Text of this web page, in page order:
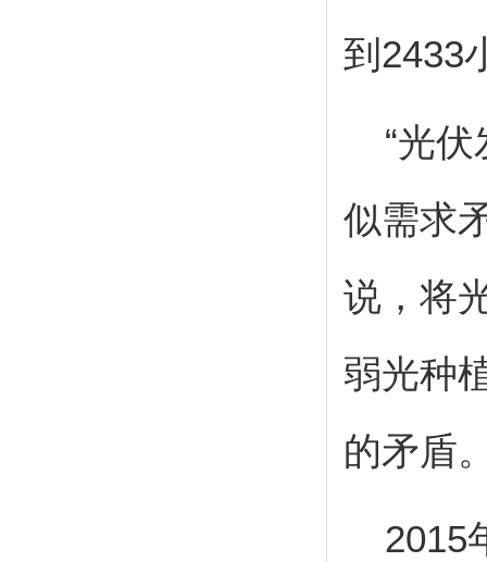
到 2433
“光
似需求
说，将
弱光种
的矛盾
2015